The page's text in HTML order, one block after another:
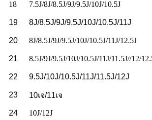
18 7.5J/8J/8.5J/9J/9.5J/10J/10.5J
19 8J/8.5J/9J/9.5J/10J/10.5J/11J
20 8J/8.5J/9J/9.5J/10J/10.5J/11J/12.5J
21
8.5J/9J/9.5J/10J/10.5J/11J/11.5J//12/
22 9.5J/10J/10.5J/11J/11.5J/12J
23 10เจ/11เจ
24 10J/12J